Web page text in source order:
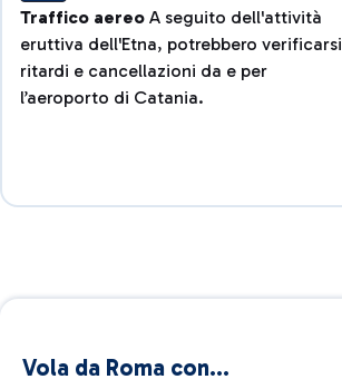
Traffico aereo A seguito dell'attività
eruttiva dell'Etna, potrebbero verificarsi
ritardi e cancellazioni da e per
l’aeroporto di Catania.
Vola da Roma con...